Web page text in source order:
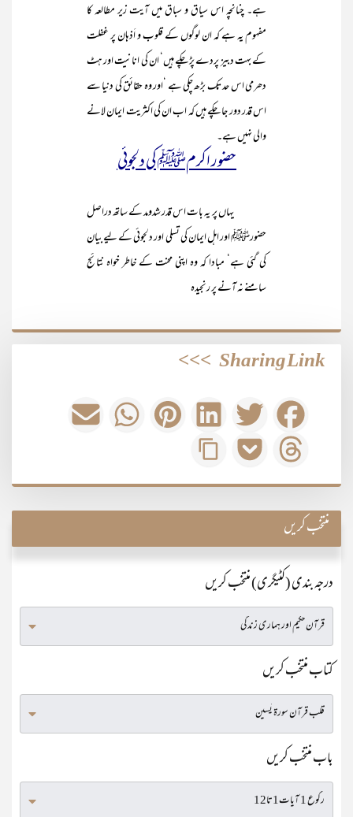
ہے۔ چنانچہ اس سیاق و سباق میں آیت زیر مطالعہ کا
مفہوم یہ ہے کہ ان لوگوں کے قلوب و اَذہان پر غفلت
کے بہت دبیز پردے پڑ چکے ہیں‘ ان کی انانیت اور ہٹ
دھرمی اس حد تک بڑھ چکی ہے ‘اور وہ حقائق کی دنیا سے
اس قدر دور جا چکے ہیں کہ اب ان کی اکثریت ایمان لانے
والی نہیں ہے۔
حضور اکرمﷺ کی دلجوئی
یہاں پر یہ بات اس قدر شدومد کے ساتھ دراصل
حضورﷺ اور اہل ایمان کی تسلی اور دلجوئی کے لیے بیان
کی گئی ہے‘ مبادا کہ وہ اپنی محنت کے خاطر خواہ نتائج
سامنے نہ آنے پر رنجیدہ
Sharing Link
>>>
منتخب کریں
درجہ بندی (کٹیگری) منتخب کریں
کتاب منتخب کریں
باب منتخب کریں